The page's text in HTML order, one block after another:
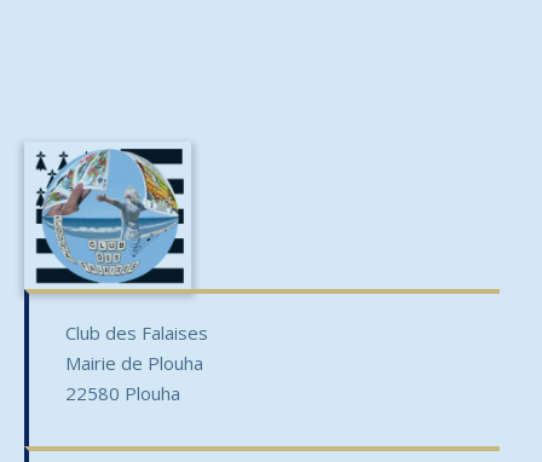
Club des Falaises
Mairie de Plouha
22580 Plouha